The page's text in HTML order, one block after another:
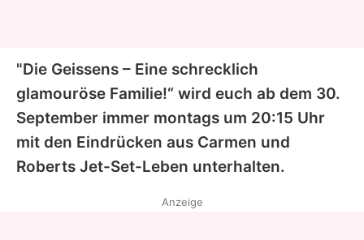
"Die Geissens – Eine schrecklich
glamouröse Familie!“ wird euch ab dem 30.
September immer montags um 20:15 Uhr
mit den Eindrücken aus Carmen und
Roberts Jet-Set-Leben unterhalten.
Anzeige